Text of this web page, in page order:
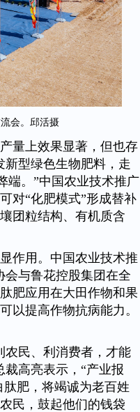
会。邱活摄
量上效果显著，但也存
新型绿色生物肥料，走
端。”中国农业技术推广
对“化肥模式”形成替补
团粒结构、有机质含
作用。中国农业技术推
会与鲁花控股集团在全
肥应用在大田作物和果
以提高作物抗病能力。
农民、利消费者，才能
高亮表示，“产业报
肽肥，将竭诚为老百姓
民，鼓起他们的钱袋